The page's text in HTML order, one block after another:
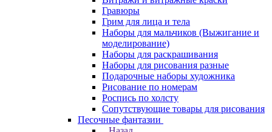
Гравюры
Грим для лица и тела
Наборы для мальчиков (Выжигание и
моделирование)
Наборы для раскрашивания
Наборы для рисования разные
Подарочные наборы художника
Рисование по номерам
Роспись по холсту
Сопутствующие товары для рисования
Песочные фантазии